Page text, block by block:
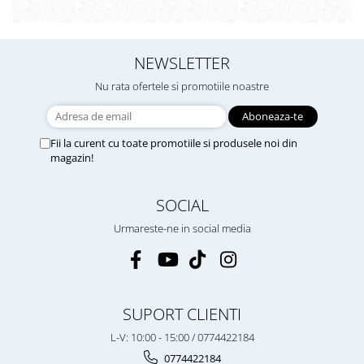
NEWSLETTER
Nu rata ofertele si promotiile noastre
Fii la curent cu toate promotiile si produsele noi din
magazin!
SOCIAL
Urmareste-ne in social media
SUPORT CLIENTI
L-V: 10:00 - 15:00 / 0774422184
0774422184